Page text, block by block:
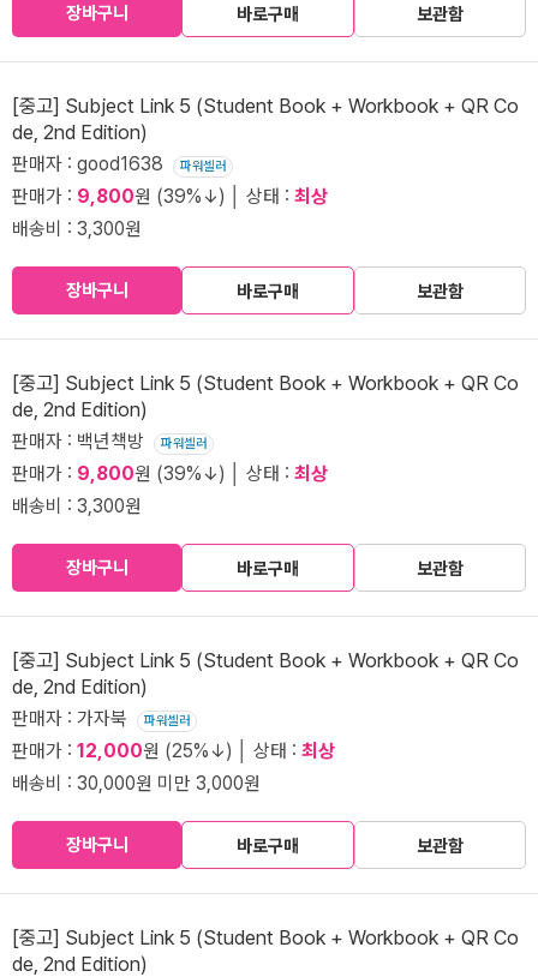
장바구니 바로구매 보관함
[중고] Subject Link 5 (Student Book + Workbook + QR Co
de, 2nd Edition)
판매자 : good1638 파워셀러
판매가 : 9,800원 (39%↓) │ 상태 : 최상
배송비 : 3,300원
장바구니 바로구매 보관함
[중고] Subject Link 5 (Student Book + Workbook + QR Co
de, 2nd Edition)
판매자 : 백년책방 파워셀러
판매가 : 9,800원 (39%↓) │ 상태 : 최상
배송비 : 3,300원
장바구니 바로구매 보관함
[중고] Subject Link 5 (Student Book + Workbook + QR Co
de, 2nd Edition)
판매자 : 가자북 파워셀러
판매가 : 12,000원 (25%↓) │ 상태 : 최상
배송비 : 30,000원 미만 3,000원
장바구니 바로구매 보관함
[중고] Subject Link 5 (Student Book + Workbook + QR Co
de, 2nd Edition)